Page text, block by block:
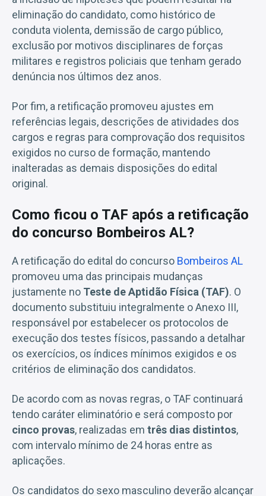
eliminação do candidato, como histórico de
conduta violenta, demissão de cargo público,
exclusão por motivos disciplinares de forças
militares e registros policiais que tenham gerado
denúncia nos últimos dez anos.
Por fim, a retificação promoveu ajustes em
referências legais, descrições de atividades dos
cargos e regras para comprovação dos requisitos
exigidos no curso de formação, mantendo
inalteradas as demais disposições do edital
original.
Como ficou o TAF após a retificação
do concurso Bombeiros AL?
A retificação do edital do concurso Bombeiros AL
promoveu uma das principais mudanças
justamente no Teste de Aptidão Física (TAF). O
documento substituiu integralmente o Anexo III,
responsável por estabelecer os protocolos de
execução dos testes físicos, passando a detalhar
os exercícios, os índices mínimos exigidos e os
critérios de eliminação dos candidatos.
De acordo com as novas regras, o TAF continuará
tendo caráter eliminatório e será composto por
cinco provas, realizadas em três dias distintos,
com intervalo mínimo de 24 horas entre as
aplicações.
Os candidatos do sexo masculino deverão alcançar